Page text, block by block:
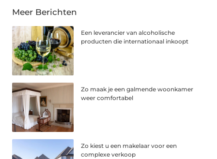
Meer Berichten
Een leverancier van alcoholische
producten die internationaal inkoopt
Zo maak je een galmende woonkamer
weer comfortabel
Zo kiest u een makelaar voor een
complexe verkoop